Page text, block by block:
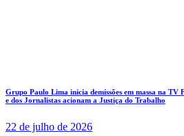
Grupo Paulo Lima inicia demissões em massa na
e dos Jornalistas acionam a Justiça do Trabalho
22 de julho de 2026